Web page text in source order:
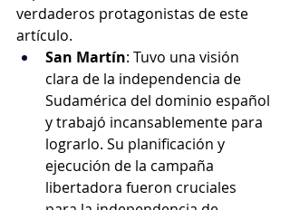
verdaderos protagonistas de este
artículo.
San Martín: Tuvo una visión
clara de la independencia de
Sudamérica del dominio español
y trabajó incansablemente para
lograrlo. Su planificación y
ejecución de la campaña
libertadora fueron cruciales